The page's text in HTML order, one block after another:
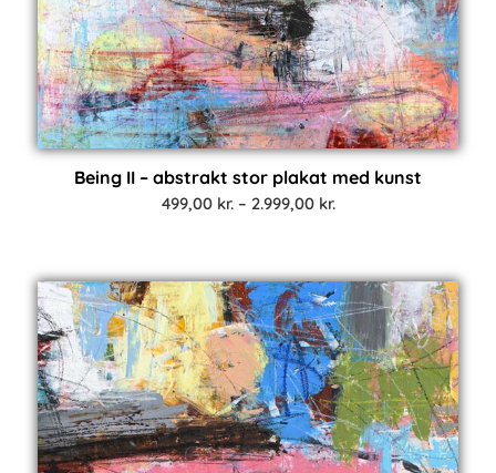
Being II – abstrakt stor plakat med kunst
499,00 kr. – 2.999,00 kr.Prisinterval: